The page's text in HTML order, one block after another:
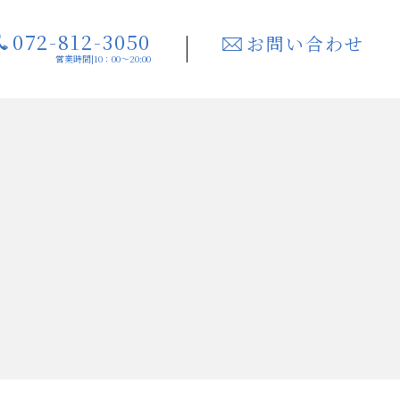
072-812-3050
営業時間|10：00～20:00
お問い合わせ